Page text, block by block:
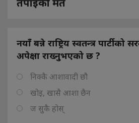
नयाँ बन्ने राष्ट्रिय स्वतन्त्र पार्टीको
अपेक्षा राख्नुभएको छ ?
निक्कै आशावादी छौ
खोइ, खासै आशा छैन
ज सुकै होस्